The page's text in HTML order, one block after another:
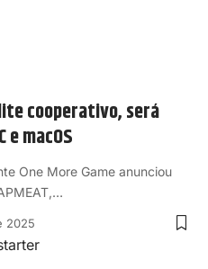
cooperativo, será
e macOS
One More Game anunciou
2025